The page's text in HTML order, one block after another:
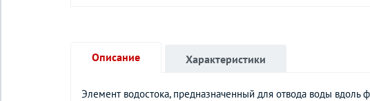
Описание
Элемент водостока, предназначенный для отвода воды вдоль
Характеристики